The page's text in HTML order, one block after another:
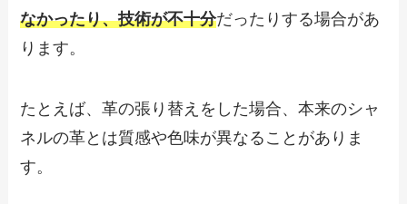
なかったり、技術が不十分だったりする場合があ
ります。
たとえば、革の張り替えをした場合、本来のシャ
ネルの革とは質感や色味が異なることがありま
す。